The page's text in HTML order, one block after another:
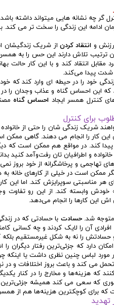
نشانه هایی میتواند داشته باشد.
ادامه این زندگی را سخت تر می کند.
و انتقاد کردن از شریک زندگیشان
ترتیب تلاش دارند این حس را به
انتقاد کند و با این کار حالت
شدت پیدا می‌کند.
خود را در حیطه ای وارد کند که
این احساس گناه و عذاب وجدان را
کنترل همسر ایجاد احساس گناه
شریک زندگی شان را حتی از
کار را انجام می دهند. گاهی ممکن
کند. در مواقع هم ممکن است که
و اطرافیان تان رفت‌وآمد کنید
تهاجمی و پرخاشگرانه از خود بروز
ممکن است در خیلی از کارهای
هر مناسبتی سوپرایزش کند. اما این
وابسته کند. از این رو تفاوت
این کارها را انجام می‌دهد.
متوجه شد.حسادت با حسادتی که در
افرادی آن را لایک کردند و چه
را نه به شکل غیرمستقیم بلکه
دارد که جزئی‌ترین رفتار دیگران
مورد لباس چنین نظری داشت یا
می کند و باعث بروز اختلافات و در
که هزینه‌ها و مخارج را در کنار
که سعی می کند همیشه
است که برای کوچکترین هزینه‌ها هم از